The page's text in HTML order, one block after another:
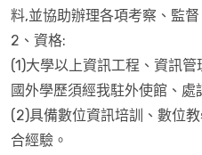
料,並協助辦理各項考察、監
2、資格:
(1)大學以上資訊工程、資訊
國外學歷須經我駐外使館、處
(2)具備數位資訊培訓、數位
合經驗。